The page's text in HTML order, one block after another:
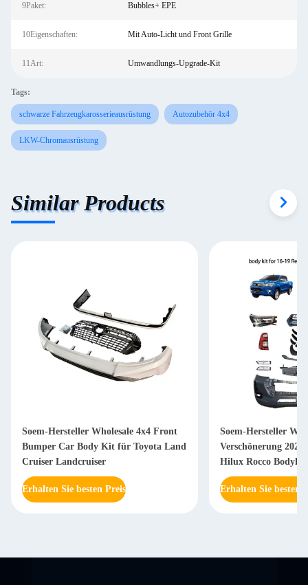
9Paket: Bubbles+ EPE
10Eigenschaften: Mit Auto-Licht und Front Grille
11Art: Umwandlungs-Upgrade-Kit
Tags:
schwarze Fahrzeugkarosserieausrüstung Autozubehör 4x4
LKW-Chromausrüstung
Similar Products
Soem-Hersteller Wholesale 4x4 Front
Bumper Car Body Kit für Toyota Land
Cruiser Landcruiser
Erhalten Sie besten Preis
Soem-Hersteller
Verschönerung 2021
Hilux Rocco
Grill
Erhalten Sie besten